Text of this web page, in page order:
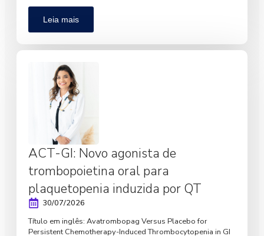
Leia mais
ACT-GI: Novo agonista de
trombopoietina oral para
plaquetopenia induzida por QT
30/07/2026
Título em inglês: Avatrombopag Versus Placebo for
Persistent Chemotherapy-Induced Thrombocytopenia in GI